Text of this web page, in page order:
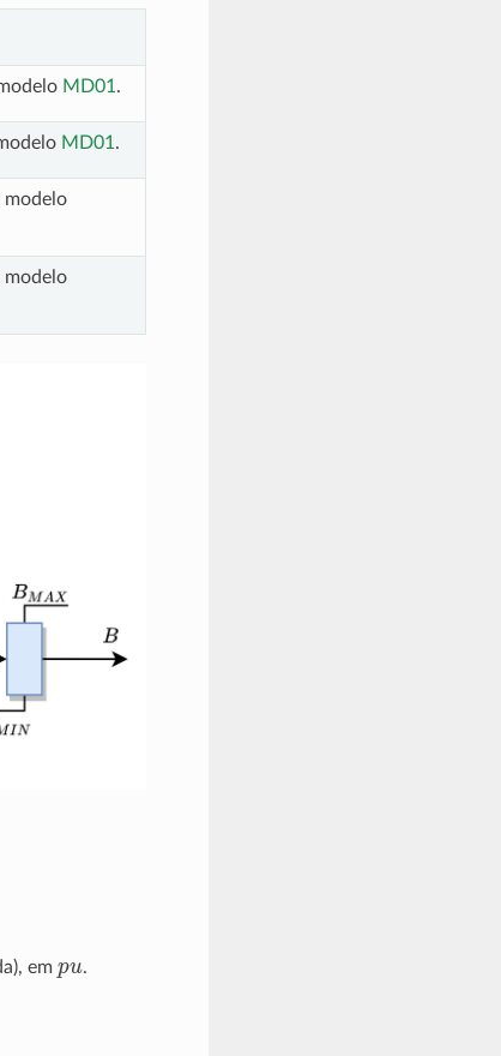
MD01 .
MD01 .
modelo
modelo
em .